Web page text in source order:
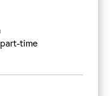
part-time